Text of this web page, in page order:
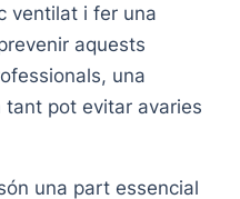
ventilat i fer una
aquests
una
pot evitar avaries
una part essencial